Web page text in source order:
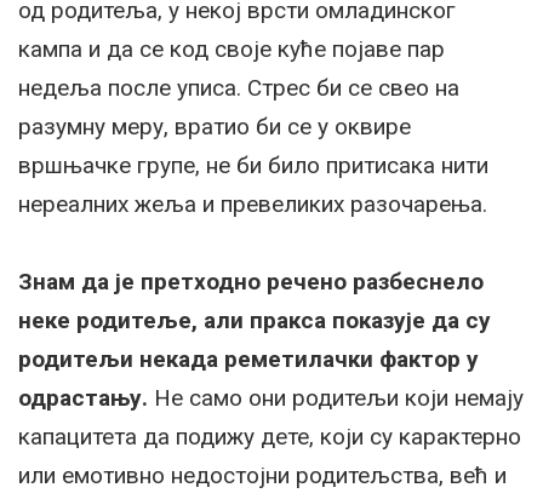
од родитеља, у некој врсти омладинског
кампа и да се код своје куће појаве пар
недеља после уписа. Стрес би се свео на
разумну меру, вратио би се у оквире
вршњачке групе, не би било притисака нити
нереалних жеља и превеликих разочарења.
Знам да је претходно речено разбеснело
неке родитеље, али пракса показује да су
родитељи некада реметилачки фактор у
одрастању. Не само они родитељи који немају
капацитета да подижу дете, који су карактерно
или емотивно недостојни родитељства, већ и